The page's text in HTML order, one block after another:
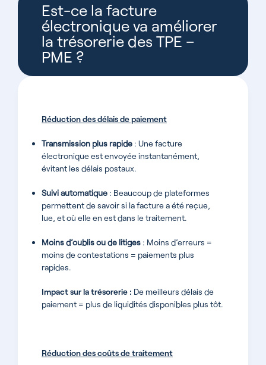
Est-ce la facture
électronique va améliorer
la trésorerie des TPE –
PME ?
Réduction des délais de paiement
Transmission plus rapide : Une facture
électronique est envoyée instantanément,
évitant les délais postaux.
Suivi automatique : Beaucoup de plateformes
permettent de savoir si la facture a été reçue,
lue, et où elle en est dans le traitement.
Moins d’oublis ou de litiges : Moins d’erreurs =
moins de contestations = paiements plus
rapides.
Impact sur la trésorerie : De meilleurs délais de
paiement = plus de liquidités disponibles plus tôt.
Réduction des coûts de traitement